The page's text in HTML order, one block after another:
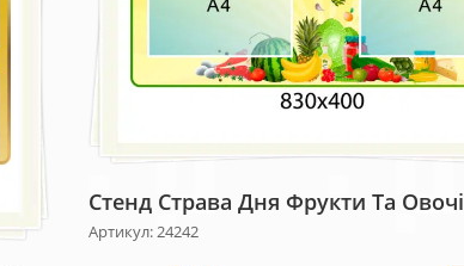
Стенд Страва Дня Фрукти Та Овочі
Артикул: 24242